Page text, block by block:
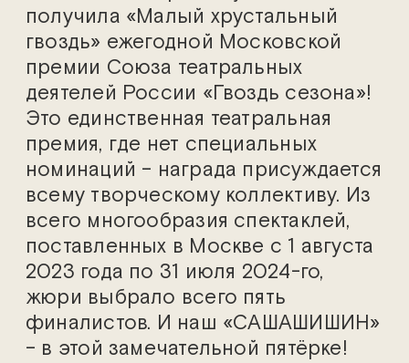
получила «Малый хрустальный
гвоздь» ежегодной Московской
премии Союза театральных
деятелей России «Гвоздь сезона»!
Это единственная театральная
премия, где нет специальных
номинаций – награда присуждается
всему творческому коллективу. Из
всего многообразия спектаклей,
поставленных в Москве с 1 августа
2023 года по 31 июля 2024-го,
жюри выбрало всего пять
финалистов. И наш «САШАШИШИН»
– в этой замечательной пятёрке!